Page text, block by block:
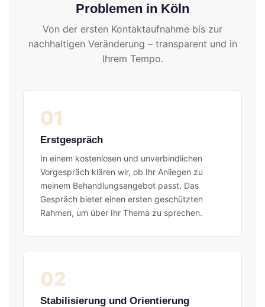
Problemen in Köln
Von der ersten Kontaktaufnahme bis zur
nachhaltigen Veränderung – transparent und in
Ihrem Tempo.
01
Erstgespräch
In einem kostenlosen und unverbindlichen
Vorgespräch klären wir, ob Ihr Anliegen zu
meinem Behandlungsangebot passt. Das
Gespräch bietet einen ersten geschützten
Rahmen, um über Ihr Thema zu sprechen.
02
Stabilisierung und Orientierung